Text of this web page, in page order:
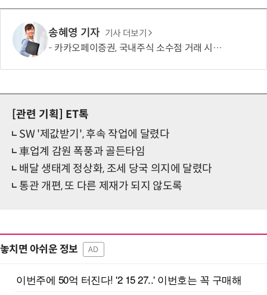
송혜영 기자 기사 더보기
카카오페이증권, 국내주식 소수점 거래 시작…1000원부터 투자
[관련 기획]
ET톡
SW '제값받기', 후속 작업에 달렸다
車업계 감원 폭풍과 골든타임
배달 생태계 정상화, 조세 당국 의지에 달렸다
통관 개편, 또 다른 제재가 되지 않도록
놓치면 아쉬운 정보 AD